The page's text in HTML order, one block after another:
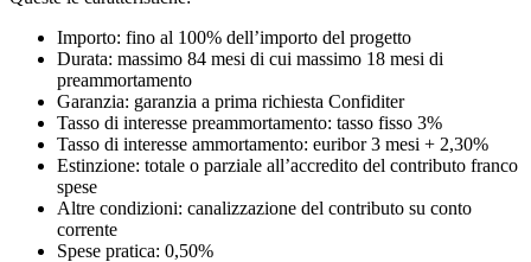
Importo: fino al 100% dell’importo del progetto
Durata: massimo 84 mesi di cui massimo 18 mesi di
preammortamento
Garanzia: garanzia a prima richiesta Confiditer
Tasso di interesse preammortamento: tasso fisso 3%
Tasso di interesse ammortamento: euribor 3 mesi + 2,30%
Estinzione: totale o parziale all’accredito del contributo franco
spese
Altre condizioni: canalizzazione del contributo su conto
corrente
Spese pratica: 0,50%